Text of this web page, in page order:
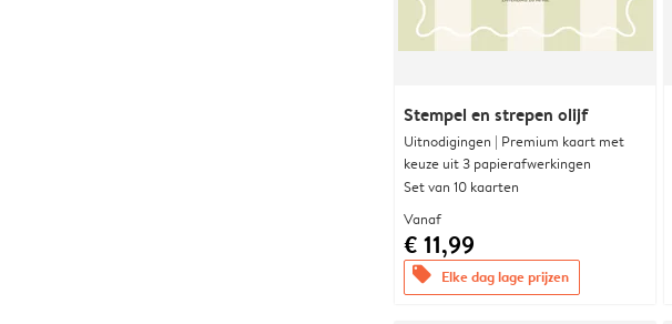
Stempel en strepen olijf
Uitnodigingen | Premium kaart met
keuze uit 3 papierafwerkingen
Set van 10 kaarten
Vanaf
€ 11,99
offers Elke dag lage prijzen